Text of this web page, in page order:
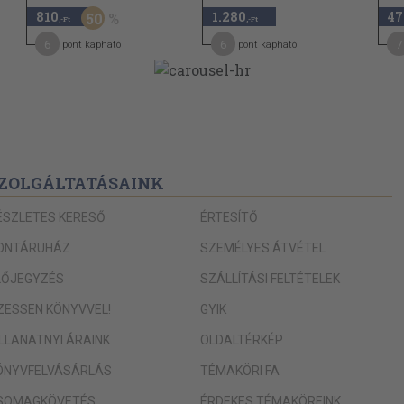
sintér este
73
89
Mert talán...
810 ,-Ft 50
pont kapható
1.280 ,-Ft
pont kapható
KERESŐ
KÖNYVVEL!
ÁRAINK
ÉRTESÍTŐ
SZEMÉLYES ÁTVÉTEL
SZÁLLÍTÁSI FELTÉTELEK
GYIK
OLDALTÉRKÉP
TÉMAKÖRI FA